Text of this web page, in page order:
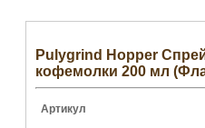
Pulygrind Hopper
кофемолки 200 мл
Артикул